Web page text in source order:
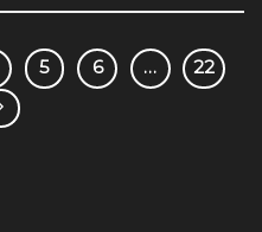
5 6 … 22